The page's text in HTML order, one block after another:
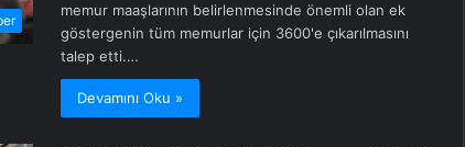
memur maaşlarının belirlenmesinde önemli olan ek
göstergenin tüm memurlar için 3600'e çıkarılmasını
talep etti.…
Devamını Oku »